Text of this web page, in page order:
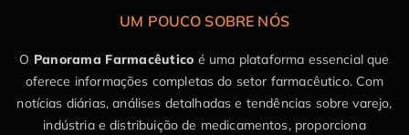
UM POUCO SOBRE NÓS
O Panorama Farmacêutico é uma plataforma essencial que
oferece informações completas do setor farmacêutico. Com
notícias diárias, análises detalhadas e tendências sobre varejo,
indústria e distribuição de medicamentos, proporciona